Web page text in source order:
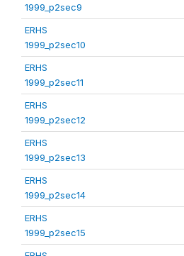
1999_p2sec9
ERHS
1999_p2sec10
ERHS
1999_p2sec11
ERHS
1999_p2sec12
ERHS
1999_p2sec13
ERHS
1999_p2sec14
ERHS
1999_p2sec15